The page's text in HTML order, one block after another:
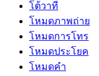
โต้วาที
โหมดภาพถ่าย
โหมดการโทร
โหมดประโยค
โหมดคำ